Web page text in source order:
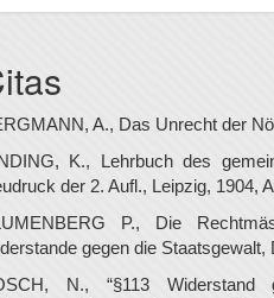
A., Das Unrecht der
K., Lehrbuch des
der 2. Aufl., Leipzig, 1904,
P., Die
gegen die Staatsgewalt,
N., “§113 Widerstand